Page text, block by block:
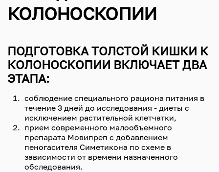
КОЛОНОСКОПИИ
ПОДГОТОВКА ТОЛСТОЙ КИШКИ К
КОЛОНОСКОПИИ ВКЛЮЧАЕТ ДВА
ЭТАПА:
соблюдение специального рациона питания в
течение 3 дней до исследования - диеты с
исключением растительной клетчатки,
прием современного малообъемного
препарата Мовипреп с добавлением
пеногасителя Симетикона по схеме в
зависимости от времени назначенного
обследования.